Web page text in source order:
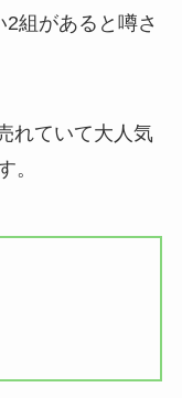
組があると噂さ
れていて大人気
。